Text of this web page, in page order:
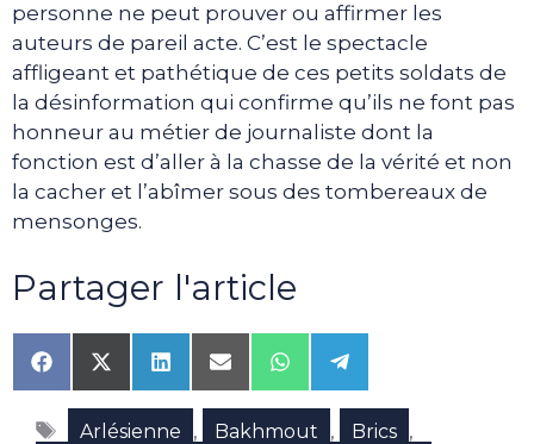
personne ne peut prouver ou affirmer les
auteurs de pareil acte. C’est le spectacle
affligeant et pathétique de ces petits soldats de
la désinformation qui confirme qu’ils ne font pas
honneur au métier de journaliste dont la
fonction est d’aller à la chasse de la vérité et non
la cacher et l’abîmer sous des tombereaux de
mensonges.
Partager l'article
Share
on
Facebook
Share
on
X
(Twitter)
Share
on
LinkedIn
Share
on
Email
Share
on
WhatsApp
Share
on
Telegram
Étiquettes
Arlésienne , Bakhmout , Brics ,